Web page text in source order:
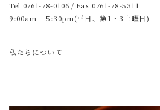
Tel 0761-78-0106 / Fax 0761-78-5311
9:00am – 5:30pm(平日、第1・3土曜日)
私たちについて